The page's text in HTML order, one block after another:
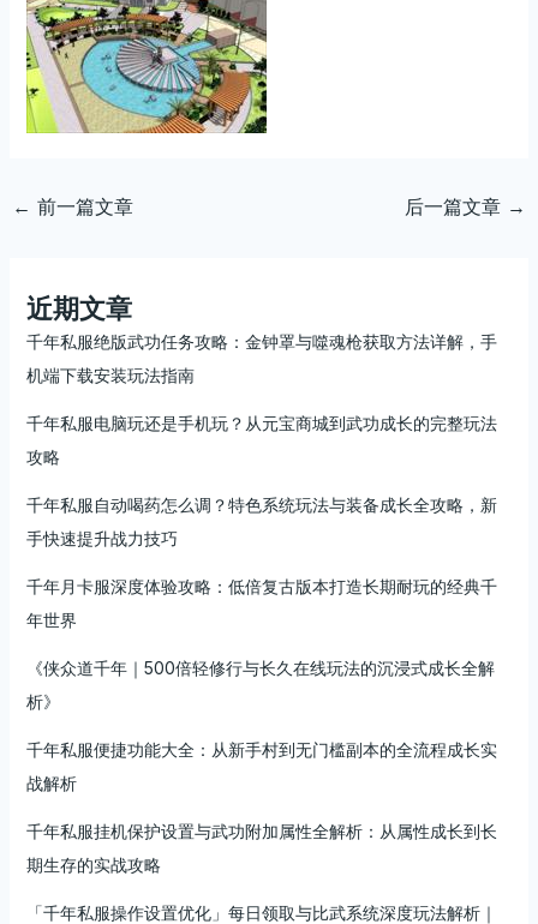
← 前一篇文章 后一篇文章 →
近期文章
千年私服绝版武功任务攻略：金钟罩与噬魂枪获取方法详解，手
机端下载安装玩法指南
千年私服电脑玩还是手机玩？从元宝商城到武功成长的完整玩法
攻略
千年私服自动喝药怎么调？特色系统玩法与装备成长全攻略，新
手快速提升战力技巧
千年月卡服深度体验攻略：低倍复古版本打造长期耐玩的经典千
年世界
《侠众道千年｜500倍轻修行与长久在线玩法的沉浸式成长全解
析》
千年私服便捷功能大全：从新手村到无门槛副本的全流程成长实
战解析
千年私服挂机保护设置与武功附加属性全解析：从属性成长到长
期生存的实战攻略
「千年私服操作设置优化」每日领取与比武系统深度玩法解析｜